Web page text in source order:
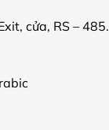
cửa, RS – 485.